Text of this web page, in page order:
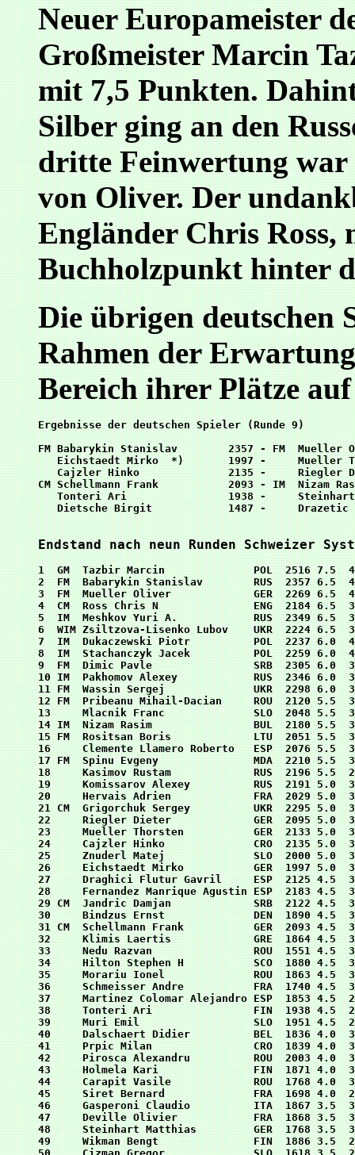
Neuer Europameister
Großmeister Marcin
mit 7,5 Punkten.
Silber ging an den
dritte Feinwertung war
von Oliver. Der
Engländer Chris Ross,
Buchholzpunkt hinter
Die übrigen deutschen
Rahmen der
Bereich ihrer Plätze
Ergebnisse der deutschen Spieler (Runde 9)
FM Babarykin Stanislav        2357 - FM
Eichstaedt Mirko  *)       1997 -     Mueller
Cajzler Hinko              2135 -     Riegler
CM Schellmann Frank           2093 - IM
Tonteri Ari                1938 -
Dietsche Birgit            1487 -     Drazetic
Endstand nach neun Runden Schweizer
1  GM  Tazbir Marcin              POL  2516 7.5
2  FM  Babarykin Stanislav        RUS  2357 6.5
3  FM  Mueller Oliver             GER  2269 6.5
4  CM  Ross Chris N               ENG  2184 6.5
5  IM  Meshkov Yuri A.            RUS  2349 6.5
6  WIM Zsiltzova-Lisenko Lubov    UKR  2224 6.5
7  IM  Dukaczewski Piotr          POL  2237 6.0
8  IM  Stachanczyk Jacek          POL  2259 6.0
9  FM  Dimic Pavle                SRB  2305 6.0
10 IM  Pakhomov Alexey            RUS  2346 6.0
11 FM  Wassin Sergej              UKR  2298 6.0
12 FM  Pribeanu Mihail-Dacian     ROU  2120 5.5
13     Mlacnik Franc              SLO  2048 5.5
14 IM  Nizam Rasim                BUL  2180 5.5
15 FM  Rositsan Boris             LTU  2051 5.5
16     Clemente Llamero Roberto   ESP  2076 5.5
17 FM  Spinu Evgeny               MDA  2210 5.5
18     Kasimov Rustam             RUS  2196 5.5
19     Komissarov Alexey          RUS  2191 5.0
20     Hervais Adrien             FRA  2029 5.0
21 CM  Grigorchuk Sergey          UKR  2295 5.0
22     Riegler Dieter             GER  2095 5.0
23     Mueller Thorsten           GER  2133 5.0
24     Cajzler Hinko              CRO  2135 5.0
25     Znuderl Matej              SLO  2000 5.0
26     Eichstaedt Mirko           GER  1997 5.0
27     Draghici Flutur Gavril     ESP  2125 4.5
28     Fernandez Manrique Agustin ESP  2183 4.5
29 CM  Jandric Damjan             SRB  2122 4.5
30     Bindzus Ernst              DEN  1890 4.5
31 CM  Schellmann Frank           GER  2093 4.5
32     Klimis Laertis             GRE  1864 4.5
33     Nedu Razvan                ROU  1551 4.5
34     Hilton Stephen H           SCO  1880 4.5
35     Morariu Ionel              ROU  1863 4.5
36     Schmeisser Andre           FRA  1740 4.5
37     Martinez Colomar Alejandro ESP  1853 4.5
38     Tonteri Ari                FIN  1938 4.5
39     Muri Emil                  SLO  1951 4.5
40     Dalschaert Didier          BEL  1836 4.0
41     Prpic Milan                CRO  1839 4.0
42     Pirosca Alexandru          ROU  2003 4.0
43     Holmela Kari               FIN  1871 4.0
44     Carapit Vasile             ROU  1768 4.0
45     Siret Bernard              FRA  1698 4.0
46     Gasperoni Claudio          ITA  1867 3.5
47     Deville Olivier            FRA  1868 3.5
48     Steinhart Matthias         GER  1768 3.5
49     Wikman Bengt               FIN  1886 3.5